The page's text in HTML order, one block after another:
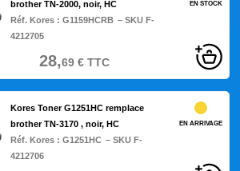
brother TN-2000, noir, HC
Réf. Kores : G1159HCRB – SKU F-
4212705
EN STOCK
28,69€TTC
Kores Toner G1251HC remplace
brother TN-3170 , noir, HC
Réf. Kores : G1251HC – SKU F-
4212706
EN ARRIVAGE